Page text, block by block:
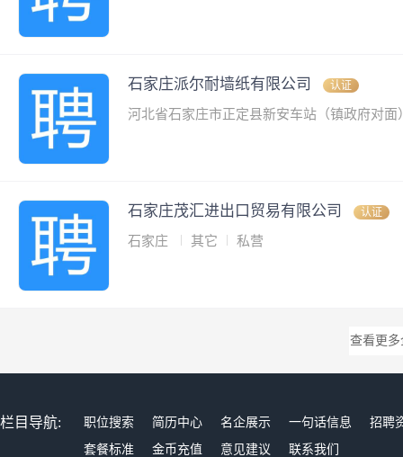
石家庄派尔耐墙纸有限公司 认证
河北省石家庄市正定县新安车站（镇政府对
石家庄茂汇进出口贸易有限公司 认证
石家庄 其它 私营
查看更
栏目导航: 职位搜索 简历中心 名企展示 一句话信息
招聘
套餐标准
金币充值 意见建议 联系我们